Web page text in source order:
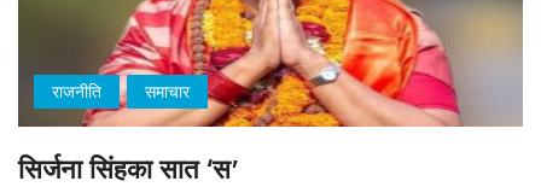
राजनीति समाचार
सिर्जना सिंहका सात ‘स’